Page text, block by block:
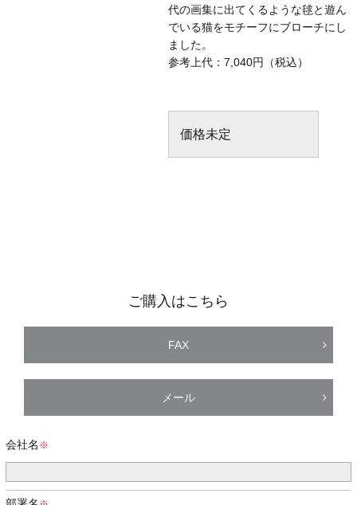
代の画集に出てくるような毬と遊ん
でいる猫をモチーフにブローチにし
ました。
参考上代：7,040円（税込）
価格未定
ご購入はこちら
FAX
メール
会社名